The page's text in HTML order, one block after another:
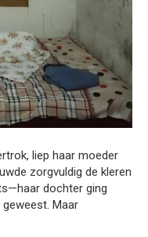
liep haar moeder
zorgvuldig de kleren
dochter ging
Maar